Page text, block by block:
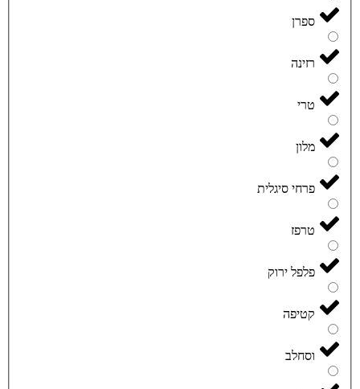
ספרן
רזינה
טרי
מלון
פרחי סיגלית
טרפז
פלפל ירוק
קטיפה
וסחלב